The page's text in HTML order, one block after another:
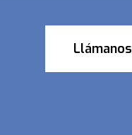
Llámanos